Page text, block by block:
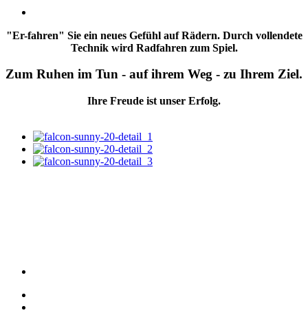
"Er-fahren" Sie ein neues Gefühl auf Rädern. Durch vollendete
Technik wird Radfahren zum Spiel.
Zum Ruhen im Tun - auf ihrem Weg - zu Ihrem Ziel.
Ihre Freude ist unser Erfolg.